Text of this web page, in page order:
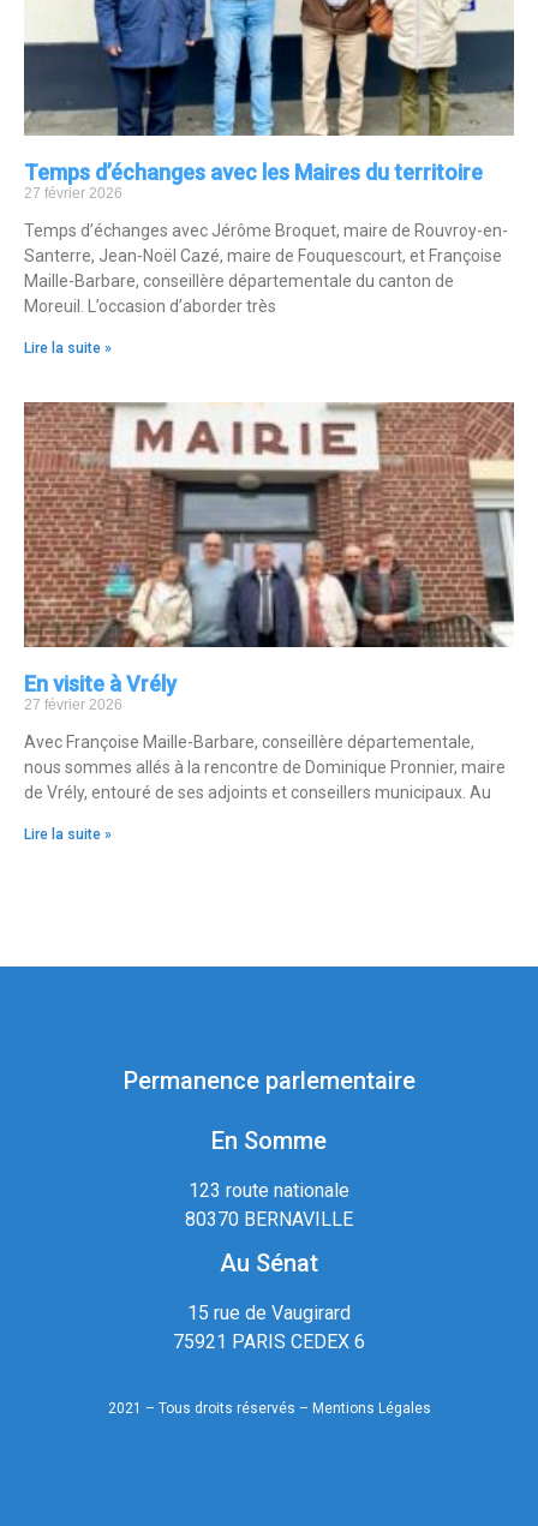
Temps d’échanges avec les Maires du territoire
27 février 2026
Temps d’échanges avec Jérôme Broquet, maire de Rouvroy-en-
Santerre, Jean-Noël Cazé, maire de Fouquescourt, et Françoise
Maille-Barbare, conseillère départementale du canton de
Moreuil. L’occasion d’aborder très
Lire la suite »
En visite à Vrély
27 février 2026
Avec Françoise Maille-Barbare, conseillère départementale,
nous sommes allés à la rencontre de Dominique Pronnier, maire
de Vrély, entouré de ses adjoints et conseillers municipaux. Au
Lire la suite »
Permanence parlementaire
En Somme
123 route nationale
80370 BERNAVILLE
Au Sénat
15 rue de Vaugirard
75921 PARIS CEDEX 6
2021 – Tous droits réservés – Mentions Légales